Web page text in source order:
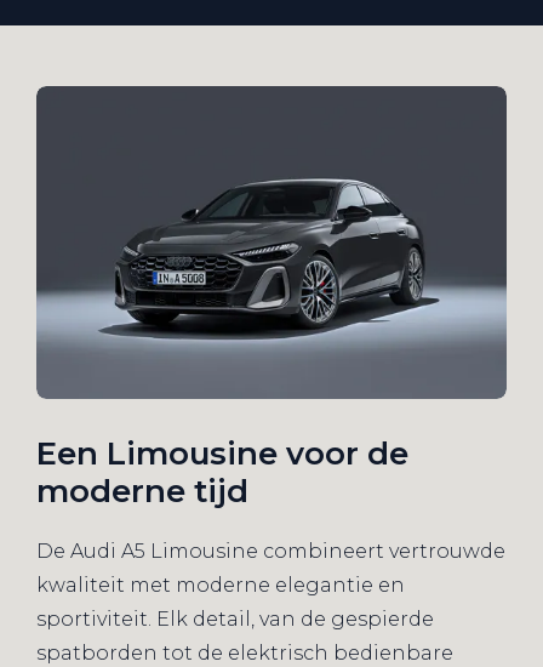
Een Limousine voor de
moderne tijd
De Audi A5 Limousine combineert vertrouwde
kwaliteit met moderne elegantie en
sportiviteit. Elk detail, van de gespierde
spatborden tot de elektrisch bedienbare